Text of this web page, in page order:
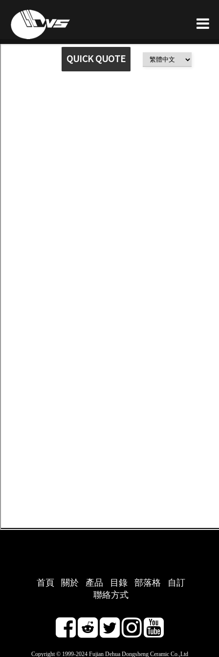
QUICK QUOTE
首頁 關於 產品 目錄 部落格
自訂
聯絡方式
Copyright © 1999-2024 Fujian Dehua Dongsheng Ceramic Co.,Ltd